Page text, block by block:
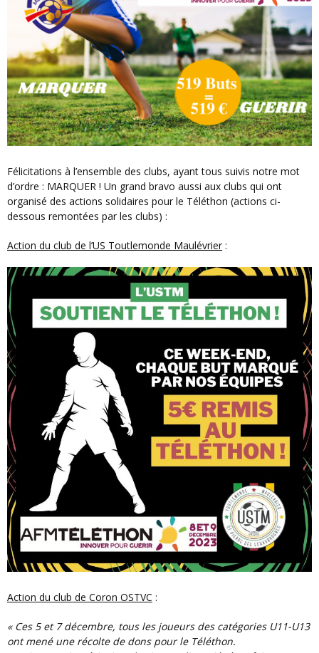
Félicitations à l’ensemble des clubs, ayant tous suivis notre mot
d’ordre : MARQUER ! Un grand bravo aussi aux clubs qui ont
organisé des actions solidaires pour le Téléthon (actions ci-
dessous remontées par les clubs) :
Action du club de l’US Toutlemonde Maulévrier :
Action du club de Coron OSTVC :
« Ces 5 et 7 décembre, tous les joueurs des catégories U11-U13
ont mené une récolte de dons pour le Téléthon.